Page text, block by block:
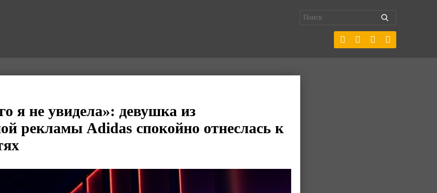
я не увидела»: девушка из
рекламы Adidas спокойно отнеслась к